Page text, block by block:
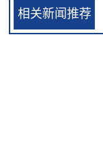
相关新闻推荐